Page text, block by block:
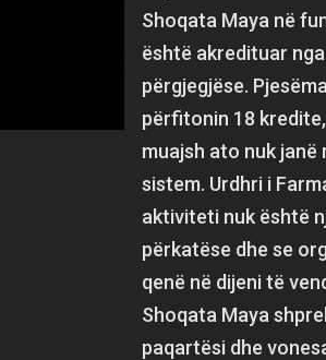
Shoqata Maya në
është akredituar
përgjegjëse.
përfitonin 18
muajsh ato nuk
sistem. Urdhri i
aktiviteti nuk është
përkatëse dhe se
qenë në dijeni të
Shoqata Maya
paqartësi dhe